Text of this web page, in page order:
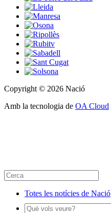
Copyright © 2026 Nació
Amb la tecnologia de OA Cloud
Totes les notícies de Nació